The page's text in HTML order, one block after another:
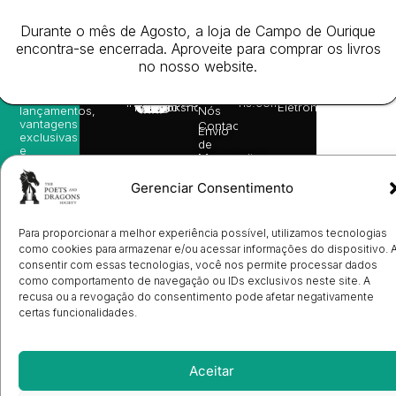
Gerenciar Consentimento
Para proporcionar a melhor experiência possível, utilizamos tecnologias
como cookies para armazenar e/ou acessar informações do dispositivo.
consentir com essas tecnologias, você nos permite processar dados
como comportamento de navegação ou IDs exclusivos neste site. A
recusa ou a revogação do consentimento pode afetar negativamente
certas funcionalidades.
Aceitar
info@poetsandragons.com
Infantil
Adulto
Bookshop
English
Autores
Eventos
Prémio
Nós
Contactos
Envio
de
Manuscritos
de
Ilustradores
Livrarias
Política
de
Cookies
Eletrónico
nossas
sugestões
de
lançamentos,
vantagens
exclusivas
e
diretamente
no seu
e-mail.
Subscrever
2026
Todos
os
Durante o mês de Agosto, a loja de Campo de Ourique
encontra-se encerrada. Aproveite para comprar os livros
no nosso website.